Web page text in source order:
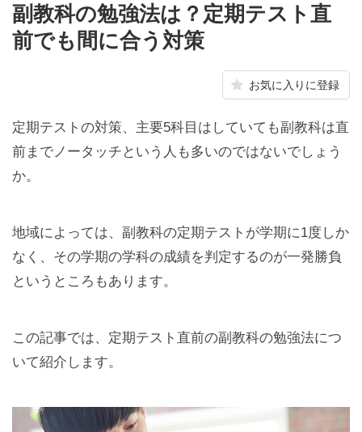
副教科の勉強法は？定期テスト直
前でも間に合う対策
お気に入りに登録
定期テストの対策、主要5科目はしていても副教科は直
前までノータッチという人も多いのではないでしょう
か。
地域によっては、副教科の定期テストが学期に1度しか
なく、その学期の学科の成績を判定するのが一発勝負
というところもあります。
この記事では、定期テスト直前の副教科の勉強法につ
いて紹介します。